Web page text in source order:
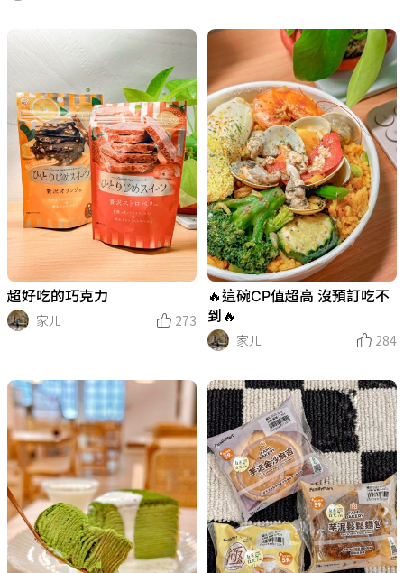
超好吃的巧克力
家ㄦ
273
🔥這碗CP值超高 沒預訂吃不
到🔥
家ㄦ
284